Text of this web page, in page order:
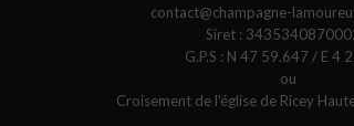
contact@champagne-
Siret :
G.P.S : N 47 59.647 / E 4
ou
Croisement de l'église de Ricey